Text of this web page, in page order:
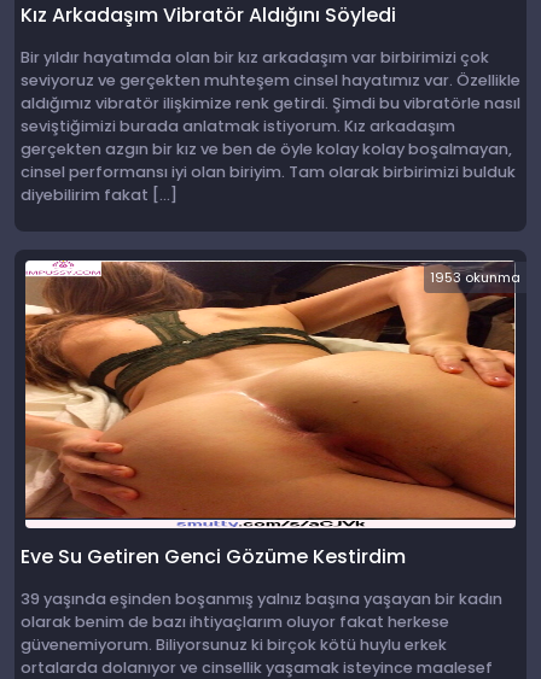
Kız Arkadaşım Vibratör Aldığını Söyledi
Bir yıldır hayatımda olan bir kız arkadaşım var birbirimizi çok
seviyoruz ve gerçekten muhteşem cinsel hayatımız var. Özellikle
aldığımız vibratör ilişkimize renk getirdi. Şimdi bu vibratörle nasıl
seviştiğimizi burada anlatmak istiyorum. Kız arkadaşım
gerçekten azgın bir kız ve ben de öyle kolay kolay boşalmayan,
cinsel performansı iyi olan biriyim. Tam olarak birbirimizi bulduk
diyebilirim fakat […]
1953 okunma
Eve Su Getiren Genci Gözüme Kestirdim
39 yaşında eşinden boşanmış yalnız başına yaşayan bir kadın
olarak benim de bazı ihtiyaçlarım oluyor fakat herkese
güvenemiyorum. Biliyorsunuz ki birçok kötü huylu erkek
ortalarda dolanıyor ve cinsellik yaşamak isteyince maalesef